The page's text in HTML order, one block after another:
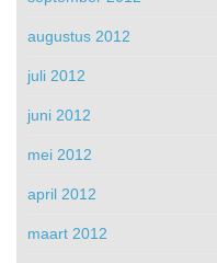
augustus 2012
juli 2012
juni 2012
mei 2012
april 2012
maart 2012